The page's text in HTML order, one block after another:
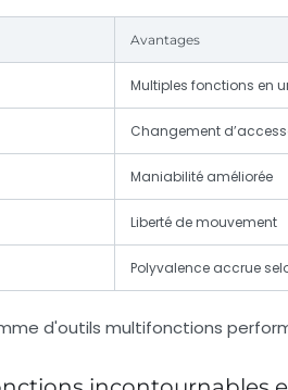
Avantages
Multiples fonctions en
Changement
Maniabilité améliorée
Liberté de mouvement
Polyvalence accrue